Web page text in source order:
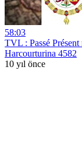
58:03
TVL : Passé
Harcourturina 4582
10 yıl önce